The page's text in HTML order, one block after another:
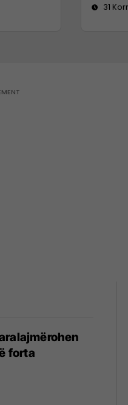
31
forta